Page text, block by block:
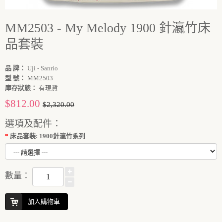
MM2503 - My Melody 1900 針瀛竹床
品套裝
品 牌： Uji - Sanrio
型 號： MM2503
庫存狀態： 有現貨
$812.00 $2,320.00
選項及配件：
床品套裝: 1900針瀛竹系列
數量：
加入購物車